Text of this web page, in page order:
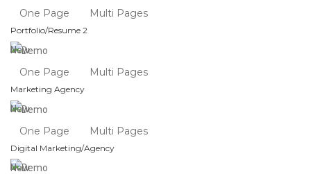
One Page Multi Pages
Portfolio/Resume 2
New
One Page Multi Pages
Marketing Agency
New
One Page Multi Pages
Digital Marketing/Agency
New